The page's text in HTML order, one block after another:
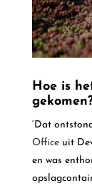
Hoe is
‘Dat
Officeuit
en was